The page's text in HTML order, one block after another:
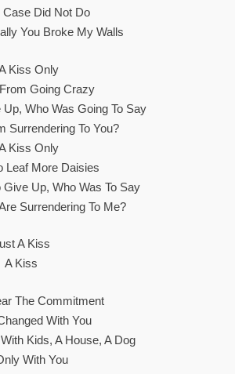
Case Did Not Do
You Broke My Walls
Kiss Only
Going Crazy
Up, Who Was Going To Say
Surrendering To You?
Kiss Only
Leaf More Daisies
Give Up, Who Was To Say
Surrendering To Me?
A Kiss
A Kiss
The Commitment
With You
Kids, A House, A Dog
With You